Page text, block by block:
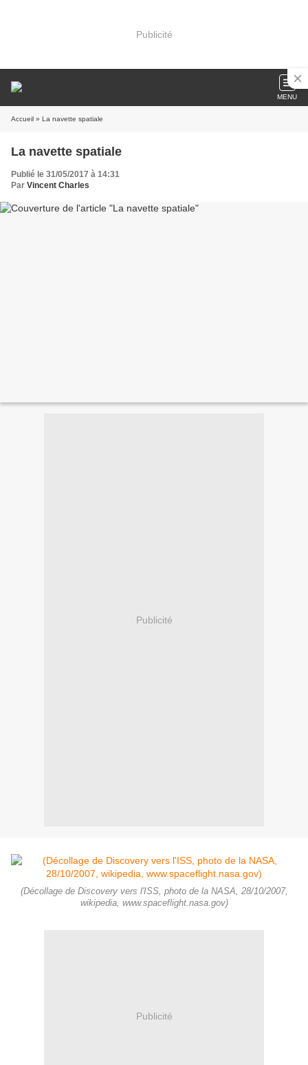
Publicité
MENU
Accueil » La navette spatiale
La navette spatiale
Publié le 31/05/2017 à 14:31
Par Vincent Charles
Publicité
(Décollage de Discovery vers l'ISS, photo de la NASA, 28/10/2007,
wikipedia, www.spaceflight.nasa.gov)
Publicité